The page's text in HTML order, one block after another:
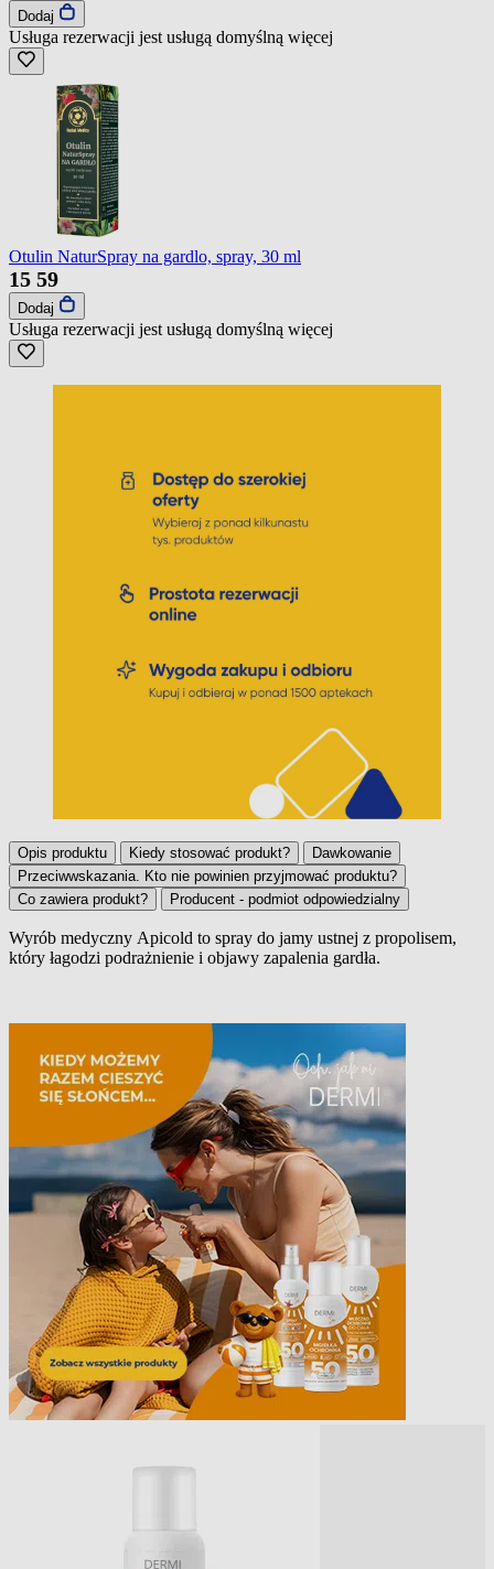
Dodaj
Usługa rezerwacji jest usługą domyślną więcej
Otulin NaturSpray na gardlo, spray, 30 ml
15 59
Dodaj
Usługa rezerwacji jest usługą domyślną więcej
Opis produktu Kiedy stosować produkt?
Dawkowanie
Przeciwwskazania. Kto nie powinien przyjmować produktu?
Co zawiera produkt?
Producent - podmiot odpowiedzialny
Opis produktu
Wyrób medyczny Apicold to spray do jamy ustnej z propolisem,
który łagodzi podrażnienie i objawy zapalenia gardła.